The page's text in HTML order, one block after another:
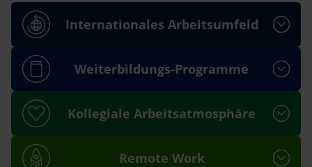
Internationales Arbeitsumfeld
Weiterbildungs-Programme
Kollegiale Arbeitsatmosphäre
Remote Work